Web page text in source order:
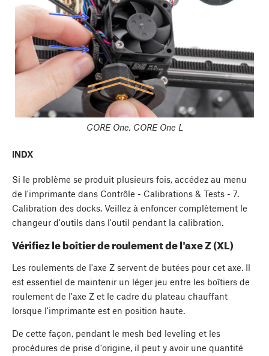
CORE One, CORE One L
INDX
Si le problème se produit plusieurs fois, accédez au menu
de l'imprimante dans Contrôle - Calibrations & Tests - 7.
Calibration des docks. Veillez à enfoncer complètement le
changeur d'outils dans l'outil pendant la calibration.
Vérifiez le boîtier de roulement de l'axe Z (XL)
Les roulements de l'axe Z servent de butées pour cet axe. Il
est essentiel de maintenir un léger jeu entre les boîtiers de
roulement de l'axe Z et le cadre du plateau chauffant
lorsque l'imprimante est en position haute.
De cette façon, pendant le mesh bed leveling et les
procédures de prise d'origine, il peut y avoir une quantité